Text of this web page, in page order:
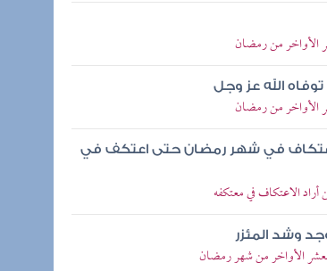
من رمضان
الله عز وجل
من رمضان
في شهر رمضان حتى اعتكف في
الاعتكاف في معتكفه
وشد المئزر
الأواخر من شهر رمضان